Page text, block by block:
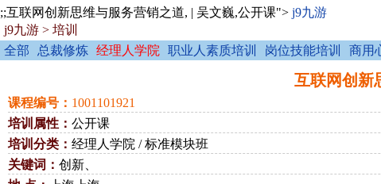
;;互联网创新思维与服务营销之道, | 吴文巍,公开课"> j9九游
j9九游 > 培训
全部
总裁修炼 经理人学院 职业人素质培训 岗位技能培训 商用
互联网创新
课程编号： 1001101921
培训属性： 公开课
培训分类： 经理人学院 / 标准模块班
关键词： 创新、